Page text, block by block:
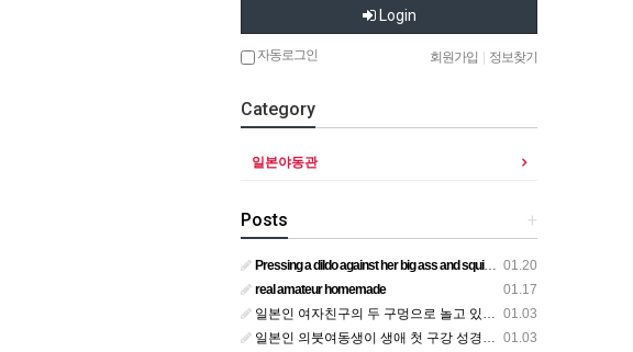
Login
자동로그인 회원가입 정보찾기
Category
일본야동관
+
Posts
01.20
Pressing a dildo against her big ass and squirting from below
01.17
real amateur homemade
01.03
일본인 여자친구의 두 구멍으로 놀고 있어요
01.03
일본인 의붓여동생이 생애 첫 구강 성경험을 공개하다